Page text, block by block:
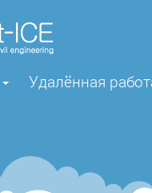
Удалённая